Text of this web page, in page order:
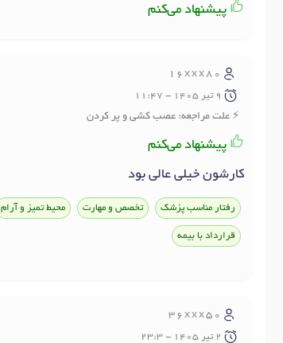
پیشنهاد می‌کنم
16xxx80
9 تير 1405 - 11:47
علت مراجعه: عصب کشی و پر کردن
پیشنهاد می‌کنم
کارشون خیلی عالی بود
رفتار مناسب پزشک تخصص و مهارت محیط تمیز و آرام
قرارداد با بیمه
36xxx50
2 تير 1405 - 23:3